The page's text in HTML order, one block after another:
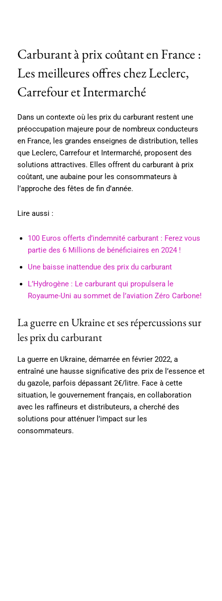
Carburant à prix coûtant en France :
Les meilleures offres chez Leclerc,
Carrefour et Intermarché
Dans un contexte où les prix du carburant restent une
préoccupation majeure pour de nombreux conducteurs
en France, les grandes enseignes de distribution, telles
que Leclerc, Carrefour et Intermarché, proposent des
solutions attractives. Elles offrent du carburant à prix
coûtant, une aubaine pour les consommateurs à
l’approche des fêtes de fin d’année.
Lire aussi :
100 Euros offerts d’indemnité carburant : Ferez vous
partie des 6 Millions de bénéficiaires en 2024 !
Une baisse inattendue des prix du carburant
L’Hydrogène : Le carburant qui propulsera le
Royaume-Uni au sommet de l’aviation Zéro Carbone!
La guerre en Ukraine et ses répercussions sur
les prix du carburant
La guerre en Ukraine, démarrée en février 2022, a
entraîné une hausse significative des prix de l’essence et
du gazole, parfois dépassant 2€/litre. Face à cette
situation, le gouvernement français, en collaboration
avec les raffineurs et distributeurs, a cherché des
solutions pour atténuer l’impact sur les
consommateurs.